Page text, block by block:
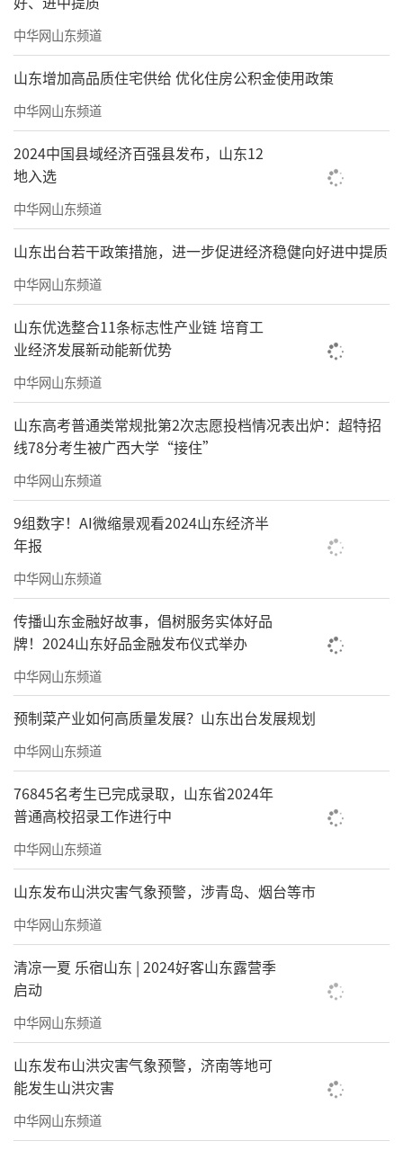
中华网山东频道
山东增加高品质住宅供给 优化住房公积金使用政策
中华网山东频道
2024中国县域经济百强县发布，山东12
地入选
中华网山东频道
山东出台若干政策措施，进一步促进经济稳健向好进中提质
中华网山东频道
山东优选整合11条标志性产业链 培育工
业经济发展新动能新优势
中华网山东频道
山东高考普通类常规批第2次志愿投档情况表出炉：超特招
线78分考生被广西大学“接住”
中华网山东频道
9组数字！AI微缩景观看2024山东经济半
年报
中华网山东频道
传播山东金融好故事，倡树服务实体好品
牌！2024山东好品金融发布仪式举办
中华网山东频道
预制菜产业如何高质量发展？山东出台发展规划
中华网山东频道
76845名考生已完成录取，山东省2024年
普通高校招录工作进行中
中华网山东频道
山东发布山洪灾害气象预警，涉青岛、烟台等市
中华网山东频道
清凉一夏 乐宿山东 | 2024好客山东露营季
启动
中华网山东频道
山东发布山洪灾害气象预警，济南等地可
能发生山洪灾害
中华网山东频道